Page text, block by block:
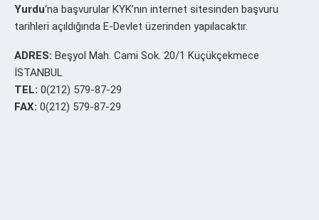
Yurdu‘na başvurular KYK’nın internet sitesinden başvuru
tarihleri açıldığında E-Devlet üzerinden yapılacaktır.
ADRES: Beşyol Mah. Cami Sok. 20/1 Küçükçekmece
İSTANBUL
TEL: 0(212) 579-87-29
FAX: 0(212) 579-87-29